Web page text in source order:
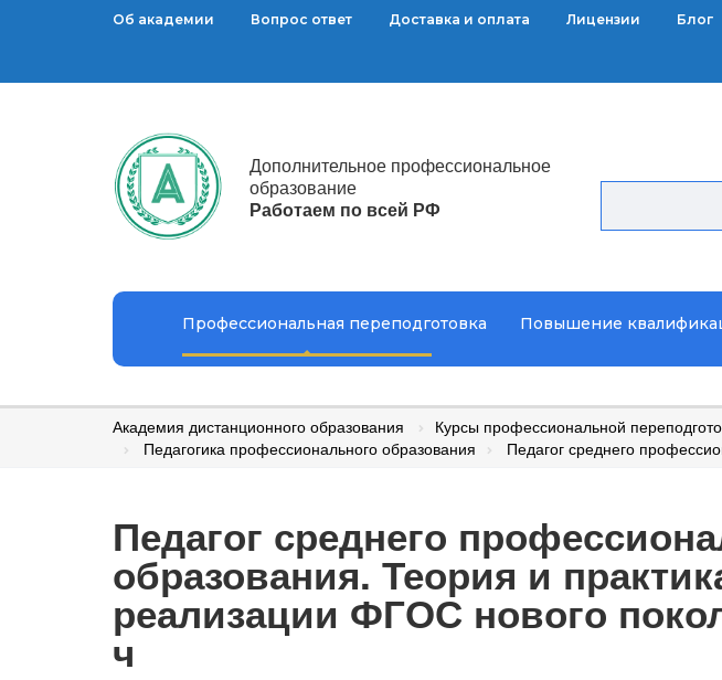
Блог
Лицензии
Доставка и оплата
Вопрос ответ
Об академии
Дополнительное профессиональное
образование
Работаем по всей РФ
Профессиональная переподготовка Повышение
Академия дистанционного образования Курсы профессиональной
Педагогика профессионального образования
Педагог среднего
Педагог среднего
образования. Теория и
реализации ФГОС нового
ч